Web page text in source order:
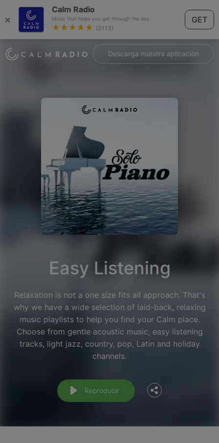
×
Calm Radio
Music that helps you get through the day.
★★★★★ (3113)
GET
Descarga nuestra aplicación
Easy Listening
Relaxation is not a one size fits all approach. That's
why we have a wide selection of laid-back, relaxing
music playlists to help you find your Calm place.
Choose from gentle acoustic music, easy listening
tracks, light jazz, country, pop, Latin and holiday
channels.
Reproducir
Facebook